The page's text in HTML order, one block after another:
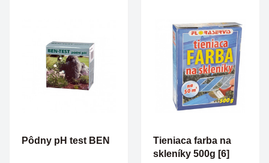
Pôdny pH test BEN
Tieniaca farba na
skleníky 500g [6]